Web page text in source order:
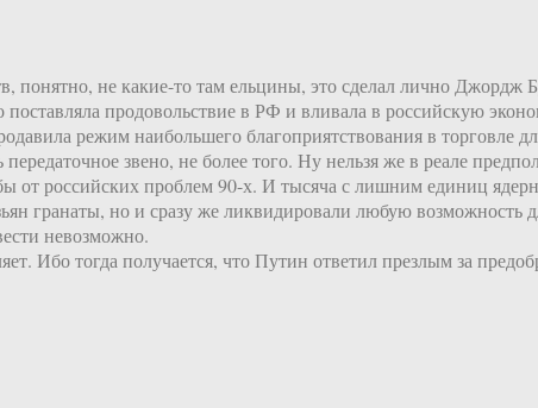
понятно, не какие-то там ельцины, это сделал лично
продовольствие в РФ и вливала в российскую
режим наибольшего благоприятствования в
звено, не более того. Ну нельзя же в реале
от российских проблем 90-х. И тысяча с лишним единиц
гранаты, но и сразу же ликвидировали любую
невозможно.
Ибо тогда получается, что Путин ответил презлым за